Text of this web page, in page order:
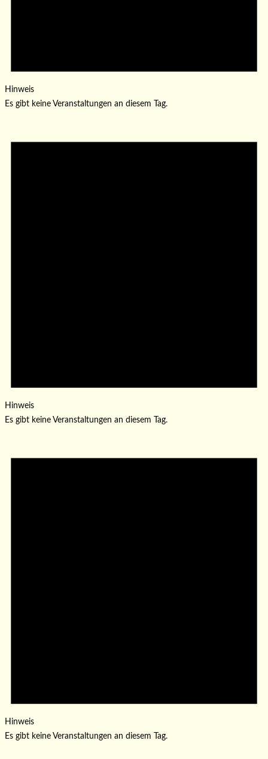
Hinweis
Es gibt keine Veranstaltungen an diesem Tag.
Hinweis
Es gibt keine Veranstaltungen an diesem Tag.
Hinweis
Es gibt keine Veranstaltungen an diesem Tag.